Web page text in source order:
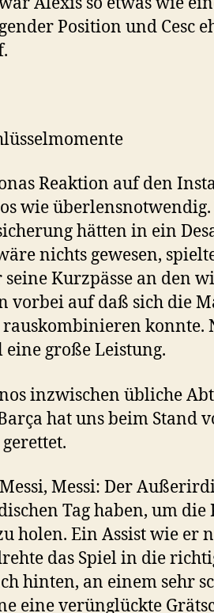
Position und Cesc
Reaktion auf den
wie
hätten in ein
nichts gewesen,
Kurzpässe an den
vorbei auf daß sich die
konnte.
eine große Leistung.
inzwischen übliche
hat uns beim Stand
Messi: Der
Tag haben, um die
holen. Ein Assist wie er
das Spiel in die
hinten, an einem sehr
eine verünglückte